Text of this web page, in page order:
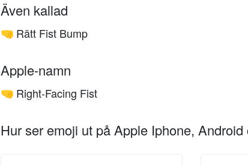
Även kallad
🤜 Rätt Fist Bump
Apple-namn
🤜 Right-Facing Fist
Hur ser emoji ut på Apple Iphone,